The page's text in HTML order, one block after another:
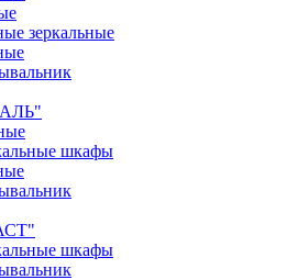
зеркальные
шкафы
шкафы